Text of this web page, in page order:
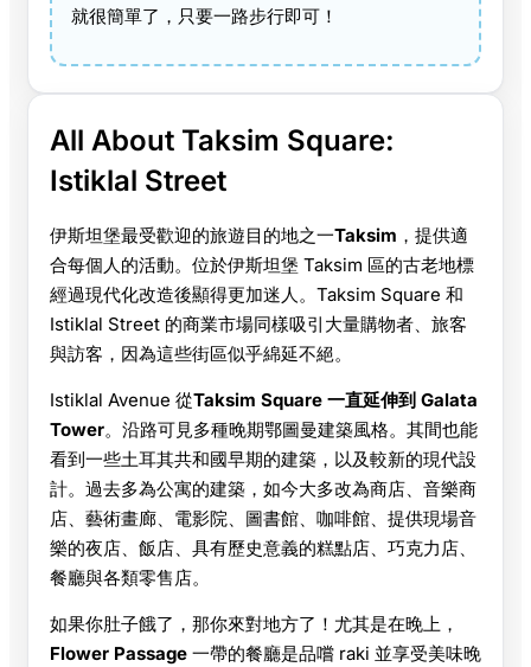
就很簡單了，只要一路步行即可！
All About Taksim Square:
Istiklal Street
伊斯坦堡最受歡迎的旅遊目的地之一Taksim ，提供適
合每個人的活動。位於伊斯坦堡 Taksim 區的古老地標
經過現代化改造後顯得更加迷人。Taksim Square 和
Istiklal Street 的商業市場同樣吸引大量購物者、旅客
與訪客，因為這些街區似乎綿延不絕。
Istiklal Avenue 從Taksim Square 一直延伸到 Galata
Tower。沿路可見多種晚期鄂圖曼建築風格。其間也能
看到一些土耳其共和國早期的建築，以及較新的現代設
計。過去多為公寓的建築，如今大多改為商店、音樂商
店、藝術畫廊、電影院、圖書館、咖啡館、提供現場音
樂的夜店、飯店、具有歷史意義的糕點店、巧克力店、
餐廳與各類零售店。
如果你肚子餓了，那你來對地方了！尤其是在晚上，
Flower Passage 一帶的餐廳是品嚐 raki 並享受美味晚